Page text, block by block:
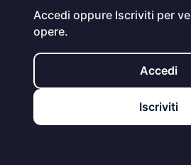
Accedi oppure Iscriviti per
opere.
Accedi
Iscriviti